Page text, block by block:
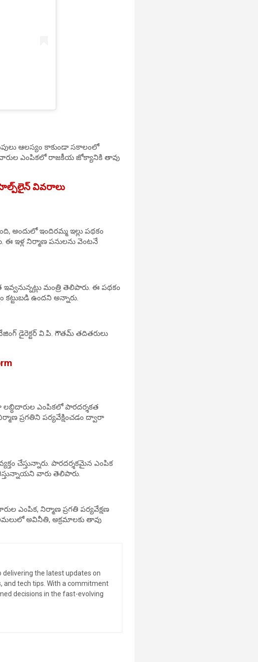
ఆలస్యం కాకుండా సకాలంలో
ఎంపికలో రాజకీయ జోక్యానికి తావు
వివరాలు
అందులో ఇందిరమ్మ ఇల్లు పథకం
ఈ ఇళ్ల నిర్మాణ పనులను వెంటనే
మంత్రి తెలిపారు. ఈ పథకం
కట్టుబడి ఉందని అన్నారు.
డైరెక్టర్ వి.పి. గౌతమ్ తదితరులు
ఎంపికలో పారదర్శకత
ప్రగతిని పర్యవేక్షించడం ద్వారా
చేస్తున్నారు. పారదర్శకమైన ఎంపిక
వారు తెలిపారు.
ఎంపిక, నిర్మాణ ప్రగతి పర్యవేక్షణ
అవినీతి, అక్రమాలకు తావు
the latest updates on
and tech tips. With a commitment
decisions in the fast-evolving